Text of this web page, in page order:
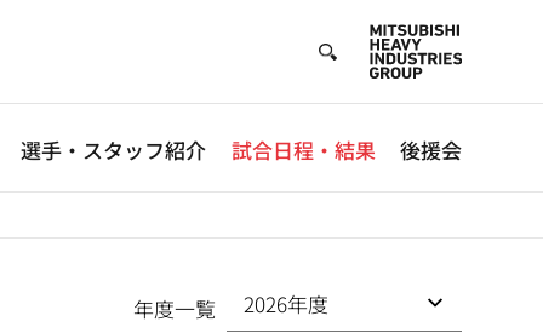
選手・スタッフ紹介 試合日程・結果 後援会
年度一覧